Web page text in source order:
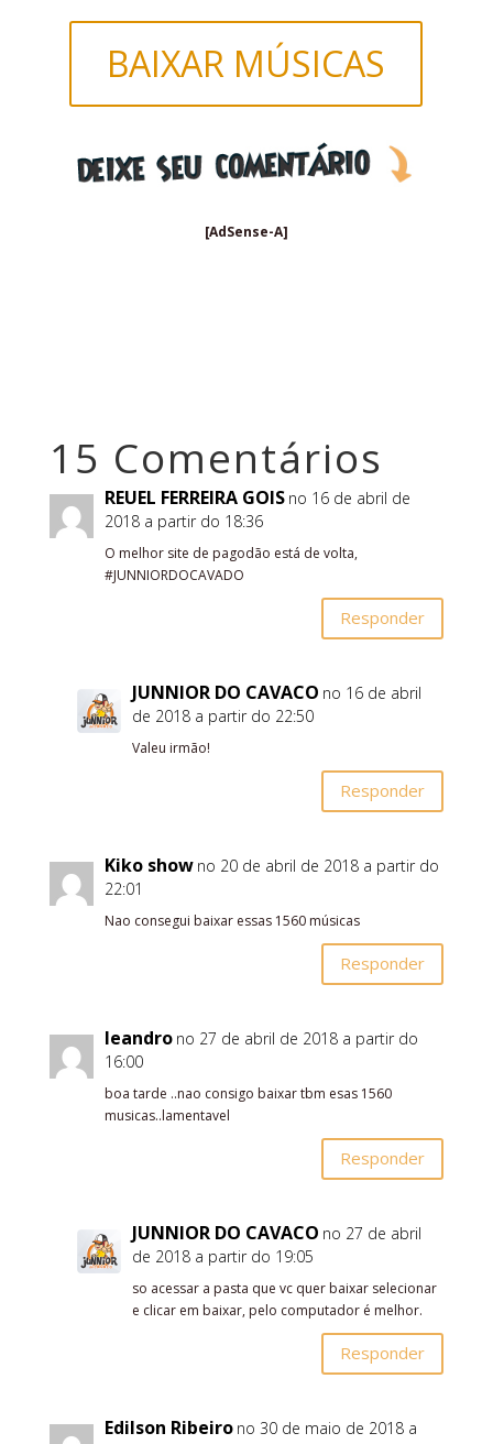
BAIXAR MÚSICAS
[AdSense-A]
15 Comentários
REUEL FERREIRA GOIS no 16 de abril de
2018 a partir do 18:36
O melhor site de pagodão está de volta,
#JUNNIORDOCAVADO
Responder
JUNNIOR DO CAVACO no 16 de abril
de 2018 a partir do 22:50
Valeu irmão!
Responder
Kiko show no 20 de abril de 2018 a partir do
22:01
Nao consegui baixar essas 1560 músicas
Responder
leandro no 27 de abril de 2018 a partir do
16:00
boa tarde ..nao consigo baixar tbm esas 1560
musicas..lamentavel
Responder
JUNNIOR DO CAVACO no 27 de abril
de 2018 a partir do 19:05
so acessar a pasta que vc quer baixar selecionar
e clicar em baixar, pelo computador é melhor.
Responder
Edilson Ribeiro no 30 de maio de 2018 a